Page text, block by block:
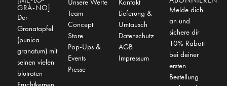
GRÀ-NO]
Der
Granatapfel
(punica
granatum) mit
seinen vielen
blutroten
Unsere Werte
Team
Concept
Store
Pop-Ups &
Events
Presse
Kontakt
Lieferung &
Umtausch
Datenschutz
AGB
Impressum
Melde dich
an und
sichere dir
10% Rabatt
bei deiner
ersten
Bestellung